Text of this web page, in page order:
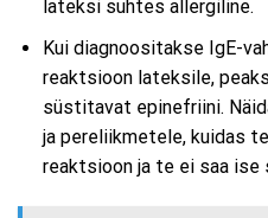
lateksi suhtes allergiline.
Kui diagnoositakse IgE-
reaktsioon lateksile,
süstitavat epinefriini.
ja pereliikmetele, kuidas
reaktsioon ja te ei saa ise